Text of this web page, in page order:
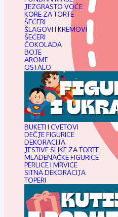
JEZGRASTO VOĆE
KORE ZA TORTE
ŠEĆERI
ŠLAGOVI I KREMOVI
ŠEĆERI
ČOKOLADA
BOJE
AROME
OSTALO
BUKETI I CVETOVI
DEČJE FIGURICE
DEKORACIJA
JESTIVE SLIKE ZA TORTE
MLADENAČKE FIGURICE
PERLICE I MRVICE
SITNA DEKORACIJA
TOPERI